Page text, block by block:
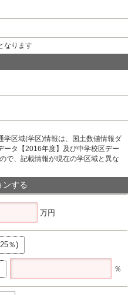
なります
学区域(学区)情報は、国土数値情報ダ
ータ【2016年度】及び中学校区デー
で、記載情報が現在の学区域と異な
ンする
万円
％)
％